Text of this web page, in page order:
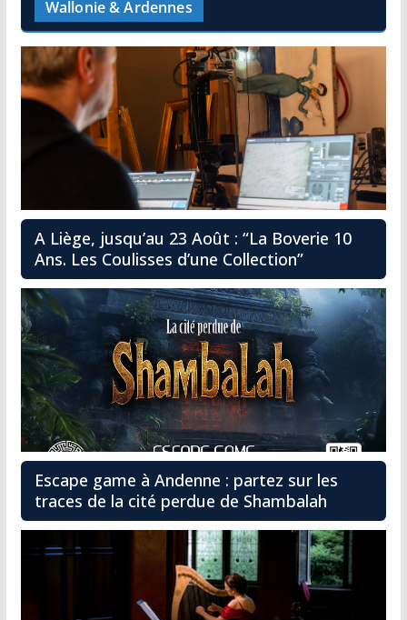
Wallonie & Ardennes
A Liège, jusqu’au 23 Août : “La Boverie 10
Ans. Les Coulisses d’une Collection”
Escape game à Andenne : partez sur les
traces de la cité perdue de Shambalah